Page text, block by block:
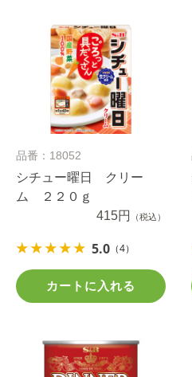
品番：18052
シチュー曜日 クリー
ム ２２０ｇ
415円
（税込）
5.0 （4）
カートに入れる